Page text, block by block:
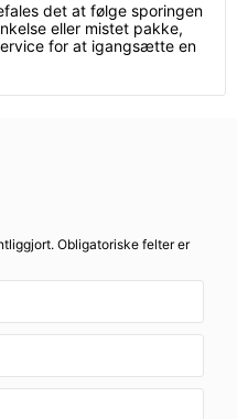
det at følge sporingen
eller mistet pakke,
for at igangsætte en
Obligatoriske felter er